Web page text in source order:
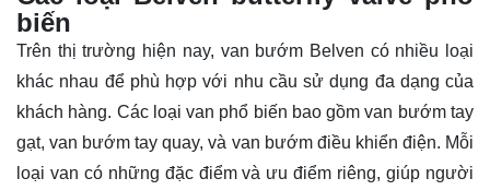
biến
Trên thị trường hiện nay, van bướm Belven có nhiều loại
khác nhau để phù hợp với nhu cầu sử dụng đa dạng của
khách hàng. Các loại van phổ biến bao gồm van bướm tay
gạt, van bướm tay quay, và van bướm điều khiển điện. Mỗi
loại van có những đặc điểm và ưu điểm riêng, giúp người